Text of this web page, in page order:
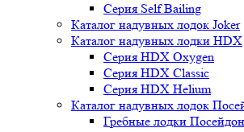
Серия Self Bailing
Каталог надувных лодок Joker
Каталог надувных лодки HDX
Серия HDX Oxygen
Серия HDX Classic
Серия HDX Helium
Каталог надувных лодок
Гребные лодки Посейдон